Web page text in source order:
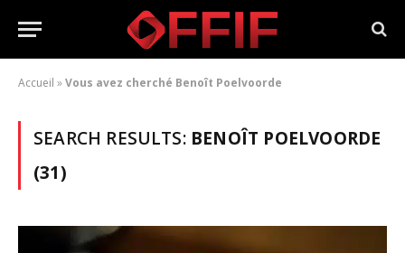
Accueil »Vous avez cherché Benoît Poelvoorde
SEARCH RESULTS: BENOÎT POELVOORDE
(31)